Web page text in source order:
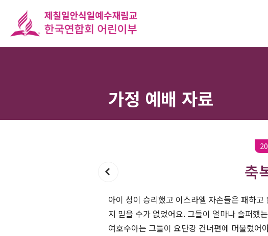
가정 예배 자료
축
아이 성이 승리했고 이스라엘 자손들은 패하
지 믿을 수가 없었어요. 그들이 얼마나 슬퍼했
여호수아는 그들이 요단강 건너편에 머물렀어